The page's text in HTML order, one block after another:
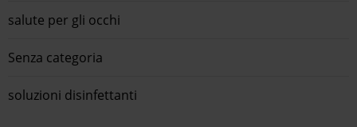
salute per gli occhi
Senza categoria
soluzioni disinfettanti